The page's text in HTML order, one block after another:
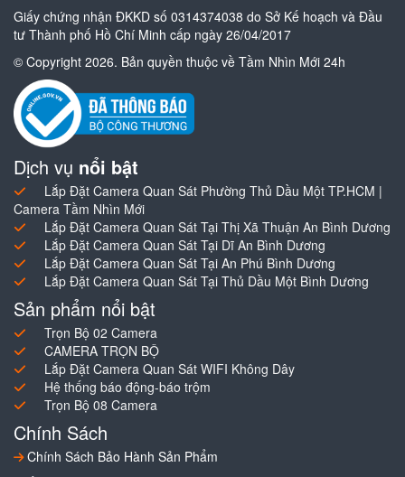
Giấy chứng nhận ĐKKD số 0314374038 do Sở Kế hoạch và Đầu
tư Thành phố Hồ Chí Minh cấp ngày 26/04/2017
© Copyright 2026. Bản quyền thuộc về Tầm Nhìn Mới 24h
Dịch vụ nổi bật
Lắp Đặt Camera Quan Sát Phường Thủ Dầu Một TP.HCM |
Camera Tầm Nhìn Mới
Lắp Đặt Camera Quan Sát Tại Thị Xã Thuận An Bình Dương
Lắp Đặt Camera Quan Sát Tại Dĩ An Bình Dương
Lắp Đặt Camera Quan Sát Tại An Phú Bình Dương
Lắp Đặt Camera Quan Sát Tại Thủ Dầu Một Bình Dương
Sản phẩm nổi bật
Trọn Bộ 02 Camera
CAMERA TRỌN BỘ
Lắp Đặt Camera Quan Sát WIFI Không Dây
Hệ thống báo động-báo trộm
Trọn Bộ 08 Camera
Chính Sách
Chính Sách Bảo Hành Sản Phẩm